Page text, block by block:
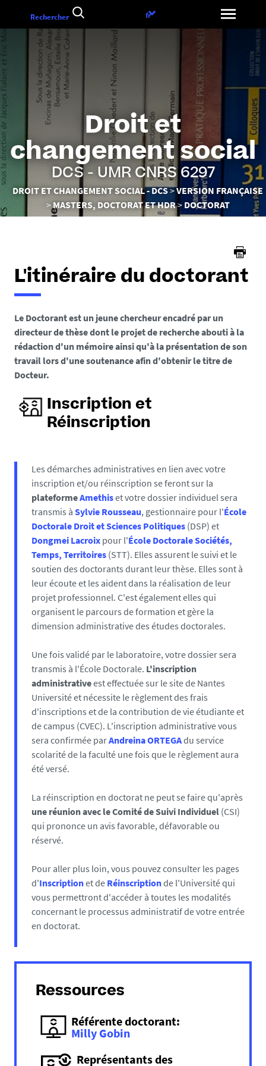
Droit et
changement social
DCS - UMR CNRS 6297
Vous
ici :
DROIT ET CHANGEMENT SOCIAL - DCS
VERSION FRANÇAISE
MASTERS, DOCTORAT ET HDR
DOCTORAT
Rechercher
Choix
fr
L'itinéraire du doctorant
Le Doctorant est un jeune chercheur encadré par un
directeur de thèse dont le projet de recherche abouti à la
rédaction d'un mémoire ainsi qu'à la présentation de son
travail lors d'une soutenance afin d'obtenir le titre de
Docteur.
Inscription et
Réinscription
Les démarches administratives en lien avec votre
inscription et/ou réinscription se feront sur la
plateformeAmethiset votre dossier individuel sera
transmis à Sylvie Rousseau, gestionnaire pour l'École
Doctorale Droit et Sciences Politiques (DSP) et
Dongmei Lacroix pour l'École Doctorale Sociétés,
Temps, Territoires (STT). Elles assurent le suivi et le
soutien des doctorants durant leur thèse. Elles sont à
leur écoute et les aident dans la réalisation de leur
projet professionnel. C'est également elles qui
organisent le parcours de formation et gère la
dimension administrative des études doctorales.
Une fois validé par le laboratoire, votre dossier sera
transmis à l'École Doctorale. L'inscription
administrativeest effectuée sur le site de Nantes
Université et nécessite le règlement des frais
d'inscriptions et de la contribution de vie étudiante et
de campus (CVEC). L'inscription administrative vous
sera confirmée parAndreina ORTEGAdu service
scolarité de la faculté une fois que le règlement aura
été versé.
La réinscription en doctorat ne peut se faire qu'après
une réunion avec le Comité de Suivi Individuel (CSI)
qui prononce un avis favorable, défavorable ou
réservé.
Pour aller plus loin, vous pouvez consulter les pages
d'Inscriptionet de Réinscriptionde l'Université qui
vous permettront d'accéder à toutes les modalités
concernant le processus administratif de votre entrée
en doctorat.
Ressources
Référente doctorant:
Milly Gobin
Représentants des